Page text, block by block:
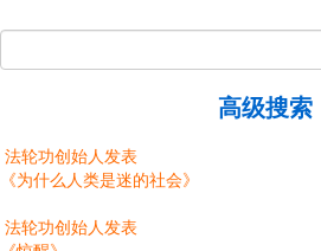
高级搜索
法轮功创始人发表
《为什么人类是迷的社会》
法轮功创始人发表